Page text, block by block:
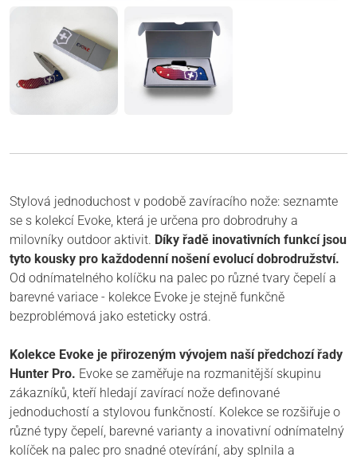
Stylová jednoduchost v podobě zavíracího nože: seznamte
se s kolekcí Evoke, která je určena pro dobrodruhy a
milovníky outdoor aktivit. Díky řadě inovativních funkcí jsou
tyto kousky pro každodenní nošení evolucí dobrodružství.
Od odnímatelného kolíčku na palec po různé tvary čepelí a
barevné variace - kolekce Evoke je stejně funkčně
bezproblémová jako esteticky ostrá.
Kolekce Evoke je přirozeným vývojem naší předchozí řady
Hunter Pro. Evoke se zaměřuje na rozmanitější skupinu
zákazníků, kteří hledají zavírací nože definované
jednoduchostí a stylovou funkčností. Kolekce se rozšiřuje o
různé typy čepelí, barevné varianty a inovativní odnímatelný
kolíček na palec pro snadné otevírání, aby splnila a